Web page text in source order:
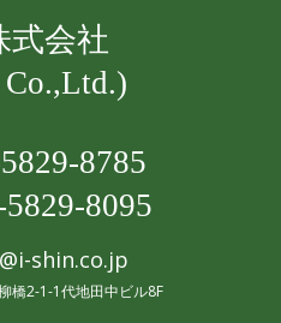
式会社
Co.,Ltd.)
8785
8095
shin.co.jp
橋2-1-1代地田中ビル8F